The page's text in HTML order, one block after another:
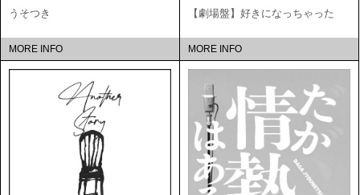
うそつき
MORE INFO
【劇場盤】好きになっちゃった
MORE INFO